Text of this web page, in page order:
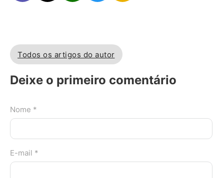
Todos os artigos do autor
Deixe o primeiro comentário
Nome *
E-mail *